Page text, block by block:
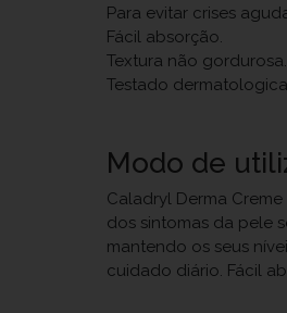
Para evitar crises
Fácil absorção.
Textura não gordurosa.
Testado
Modo de
Caladryl Derma
dos sintomas da pele
mantendo os seus
cuidado diário. Fácil